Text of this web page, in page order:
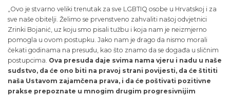
„Ovo je stvarno veliki trenutak za sve LGBTIQ osobe u Hrvatskoj i za
sve naše obitelji. Želimo se prvenstveno zahvaliti našoj odvjetnici
Zrinki Bojanić, uz koju smo pisali tužbu i koja nam je neizmjerno
pomogla u ovom postupku. Jako nam je drago da nismo morali
čekati godinama na presudu, kao što znamo da se događa u sličnim
postupcima. Ova presuda daje svima nama vjeru i nadu u naše
sudstvo, da će ono biti na pravoj strani povijesti, da će štititi
naša Ustavom zajamčena prava, i da će poštivati pozitivne
prakse prepoznate u mnogim drugim progresivnijim